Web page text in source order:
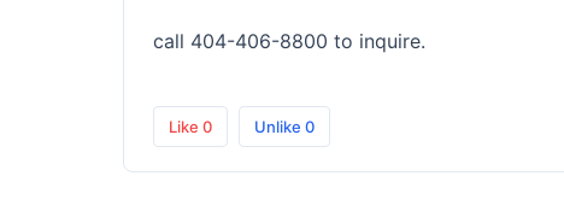
call 404-406-8800 to inquire.
Like 0 Unlike 0